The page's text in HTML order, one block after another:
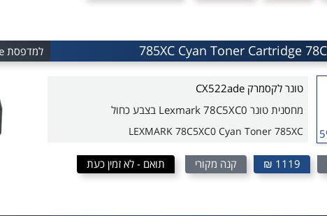
למדפסת Lexmark CX522ade
טונר לקסמרק CX522ade
מחסנית טונר Lexmark 78C5XC0 בצבע כחול
LEXMARK 78C5XC0 Cyan Toner 785XC
1119 ₪ קנה מקורי תואם - לא זמין כעת